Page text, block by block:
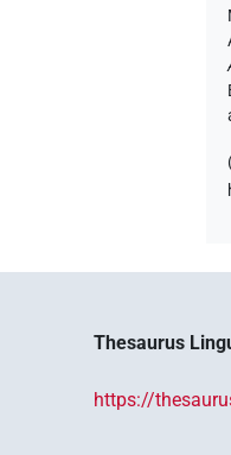
Thesaurus
https://